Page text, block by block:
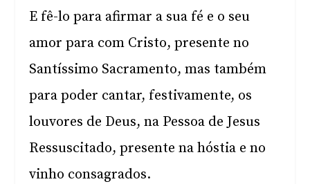
E fê-lo para afirmar a sua fé e o seu
amor para com Cristo, presente no
Santíssimo Sacramento, mas também
para poder cantar, festivamente, os
louvores de Deus, na Pessoa de Jesus
Ressuscitado, presente na hóstia e no
vinho consagrados.